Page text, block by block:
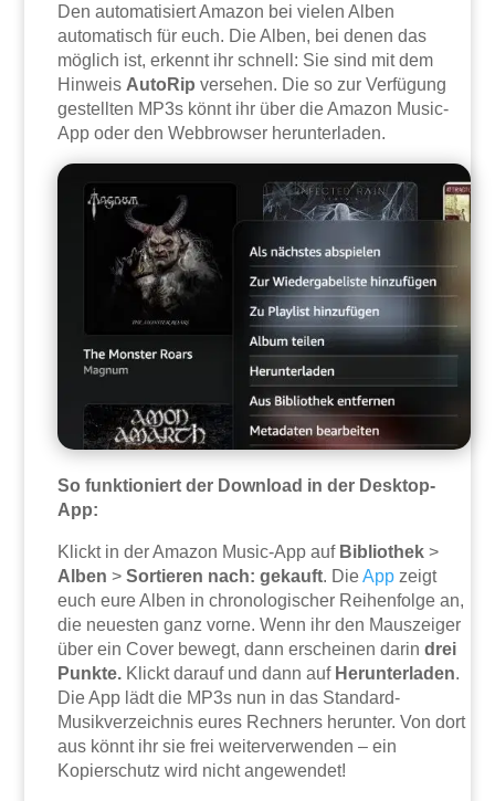
Den automatisiert Amazon bei vielen Alben
automatisch für euch. Die Alben, bei denen das
möglich ist, erkennt ihr schnell: Sie sind mit dem
Hinweis AutoRip versehen. Die so zur Verfügung
gestellten MP3s könnt ihr über die Amazon Music-
App oder den Webbrowser herunterladen.
So funktioniert der Download in der Desktop-
App:
Klickt in der Amazon Music-App auf Bibliothek >
Alben >Sortieren nach: gekauft. DieApp zeigt
euch eure Alben in chronologischer Reihenfolge an,
die neuesten ganz vorne. Wenn ihr den Mauszeiger
über ein Cover bewegt, dann erscheinen darindrei
Punkte. Klickt darauf und dann auf Herunterladen.
Die App lädt die MP3s nun in das Standard-
Musikverzeichnis eures Rechners herunter. Von dort
aus könnt ihr sie frei weiterverwenden – ein
Kopierschutz wird nicht angewendet!